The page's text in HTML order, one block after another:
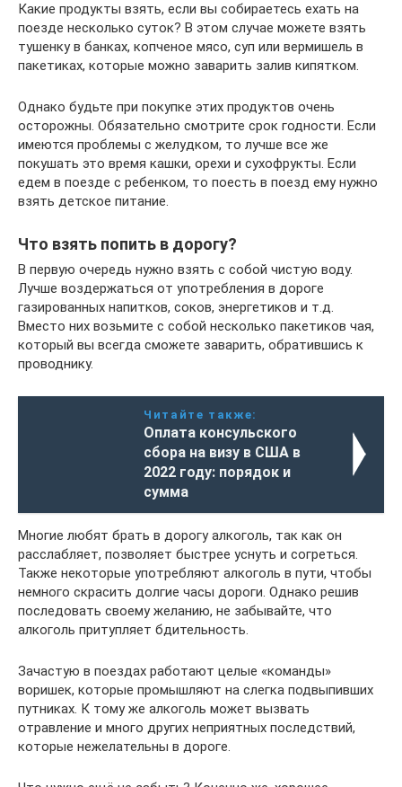
Какие продукты взять, если вы собираетесь ехать на
поезде несколько суток? В этом случае можете взять
тушенку в банках, копченое мясо, суп или вермишель в
пакетиках, которые можно заварить залив кипятком.
Однако будьте при покупке этих продуктов очень
осторожны. Обязательно смотрите срок годности. Если
имеются проблемы с желудком, то лучше все же
покушать это время кашки, орехи и сухофрукты. Если
едем в поезде с ребенком, то поесть в поезд ему нужно
взять детское питание.
Что взять попить в дорогу?
В первую очередь нужно взять с собой чистую воду.
Лучше воздержаться от употребления в дороге
газированных напитков, соков, энергетиков и т.д.
Вместо них возьмите с собой несколько пакетиков чая,
который вы всегда сможете заварить, обратившись к
проводнику.
Читайте также:
Оплата консульского
сбора на визу в США в
2022 году: порядок и
сумма
Многие любят брать в дорогу алкоголь, так как он
расслабляет, позволяет быстрее уснуть и согреться.
Также некоторые употребляют алкоголь в пути, чтобы
немного скрасить долгие часы дороги. Однако решив
последовать своему желанию, не забывайте, что
алкоголь притупляет бдительность.
Зачастую в поездах работают целые «команды»
воришек, которые промышляют на слегка подвыпивших
путниках. К тому же алкоголь может вызвать
отравление и много других неприятных последствий,
которые нежелательны в дороге.